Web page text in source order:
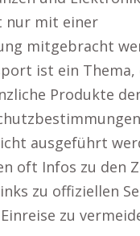
nur mit einer
mitgebracht
ist ein Thema,
Produkte
ausgeführt
oft Infos zu den
zu offiziellen
zu